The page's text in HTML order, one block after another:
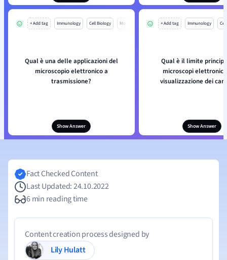
+ Add tag Immunology Cell Biology Mo
Qual è una delle applicazioni del
microscopio elettronico a
trasmissione?
Show Answer
+ Add tag Immunology
Qual è il limite
microscopi elettronici
visualizzazione dei
Show Answer
Fact Checked Content
Last Updated: 24.10.2022
6 min reading time
Content creation process designed by
Lily Hulatt